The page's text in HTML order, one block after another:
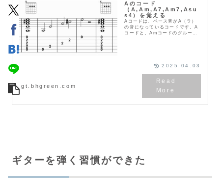
Aのコード
（A,Am,A7,Am7,Asu
s4）を覚える
Aコードは、ベース音がA（ラ）
の音になっているコードです。A
コードと、Amコードのグループ
gt.bhgreen.com
2025.04.03
ギターを弾く習慣ができた